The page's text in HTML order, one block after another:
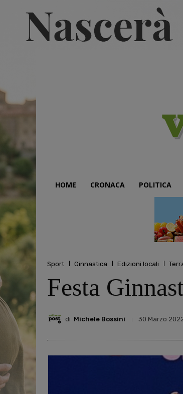
HOME CRONACA POLITICA
Sport Ginnastica Edizioni locali
Festa
di Michele Bossini 30 Marzo